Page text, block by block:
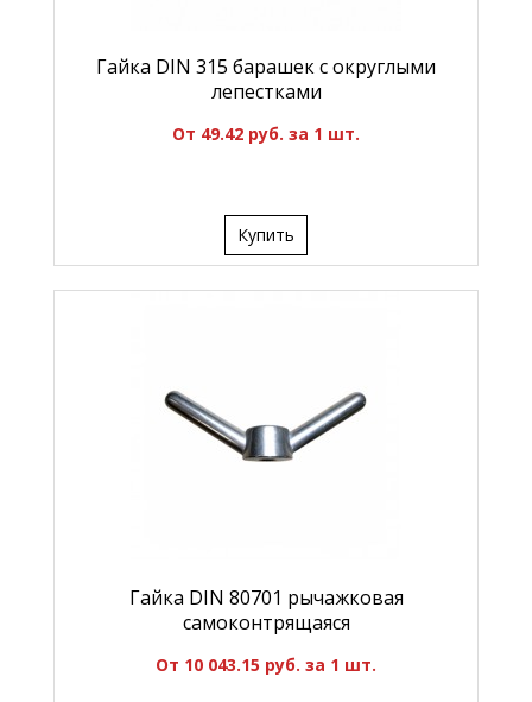
Гайка DIN 315 барашек с округлыми
лепестками
От 49.42 руб. за 1 шт.
Купить
Гайка DIN 80701 рычажковая
самоконтрящаяся
От 10 043.15 руб. за 1 шт.